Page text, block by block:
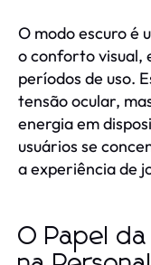
O modo escuro é
o conforto visual,
períodos de uso.
tensão ocular,
energia em
usuários se
a experiência de
O Papel